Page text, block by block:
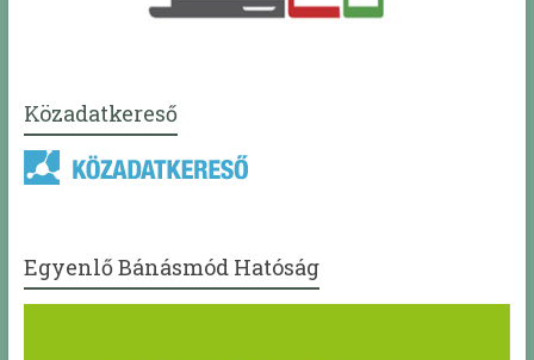
Közadatkereső
Egyenlő Bánásmód Hatóság